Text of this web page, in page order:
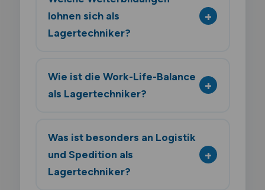
lohnen sich als
Lagertechniker?
Wie ist die Work-Life-Balance
als Lagertechniker?
Was ist besonders an Logistik
und Spedition als
Lagertechniker?